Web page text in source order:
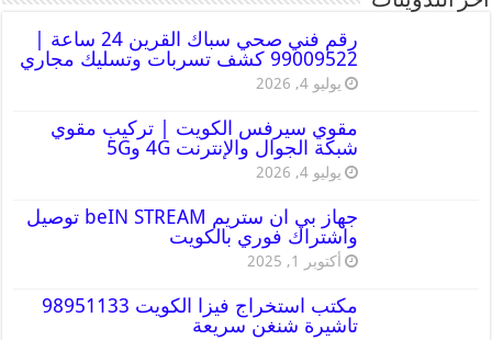
رقم فني صحي سباك القرين 24 ساعة |
99009522 كشف تسربات وتسليك مجاري
يوليو 4, 2026
مقوي سيرفس الكويت | تركيب مقوي
شبكة الجوال والإنترنت 4G و5G
يوليو 4, 2026
جهاز بي ان ستريم beIN STREAM توصيل
واشتراك فوري بالكويت
أكتوبر 1, 2025
مكتب استخراج فيزا الكويت 98951133
تاشيرة شنغن سريعة